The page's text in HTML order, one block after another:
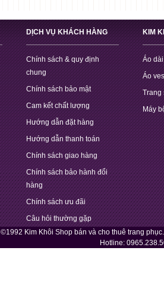
DỊCH VỤ KHÁCH HÀNG
Chính sách & quy định
chung
Chính sách bảo mật
Cam kết chất lượng
Hướng dẫn đặt hàng
Hướng dẫn thanh toán
Chính sách giao hàng
Chính sách bảo hành đổi
hàng
Chính sách ưu đãi
Câu hỏi thường gặp
KIM
Áo
Áo
Trang
Máy
©1992 Kim Khôi Shop bán và cho thuê trang
Hotline: